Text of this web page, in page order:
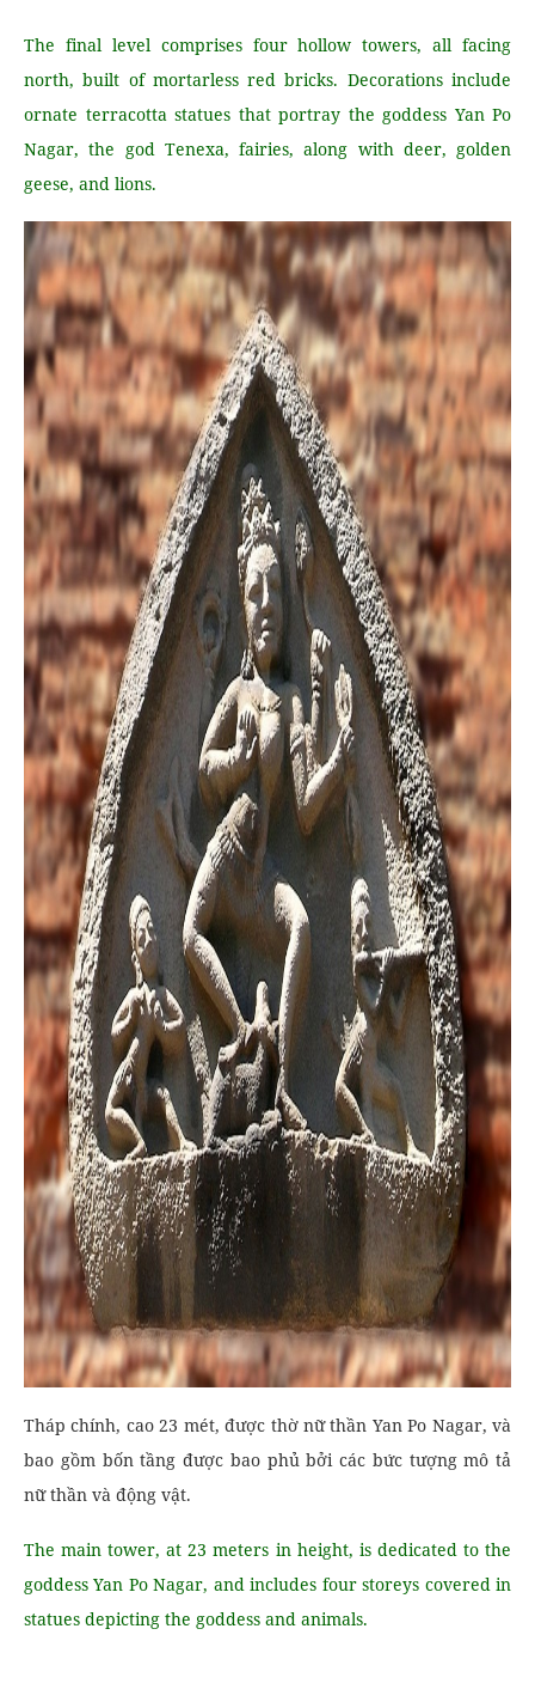
The final level comprises four hollow towers, all facing
north, built of mortarless red bricks. Decorations include
ornate terracotta statues that portray the goddess Yan Po
Nagar, the god Tenexa, fairies, along with deer, golden
geese, and lions.
Tháp chính, cao 23 mét, được thờ nữ thần Yan Po Nagar, và
bao gồm bốn tầng được bao phủ bởi các bức tượng mô tả
nữ thần và động vật.
The main tower, at 23 meters in height, is dedicated to the
goddess Yan Po Nagar, and includes four storeys covered in
statues depicting the goddess and animals.